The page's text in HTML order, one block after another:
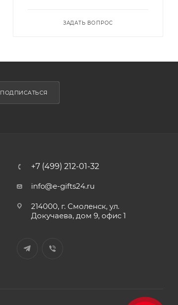
ЗАДАТЬ ВОПРОС
ПОДПИСАТЬСЯ
+7 (499) 212-01-32
info@e-gifts24.ru
214000, г. Смоленск, ул.
Докучаева, дом 9, офис 1